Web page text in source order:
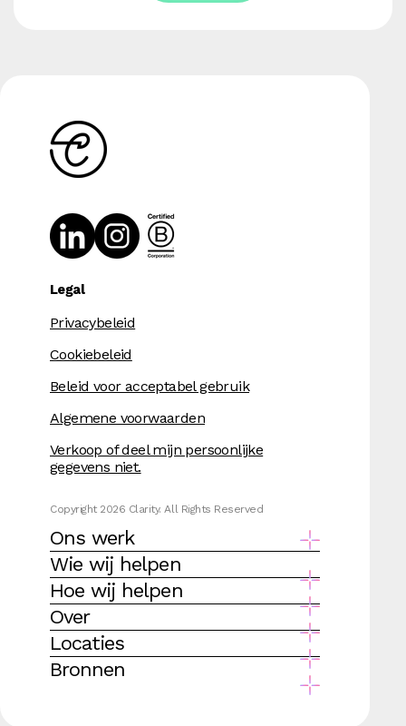
Legal
Privacybeleid
Cookiebeleid
Beleid voor acceptabel gebruik
Algemene voorwaarden
Verkoop of deel mijn persoonlijke
gegevens niet.
Copyright 2026 Clarity. All Rights Reserved
Ons werk
Wie wij helpen
Hoe wij helpen
Over
Locaties
Bronnen